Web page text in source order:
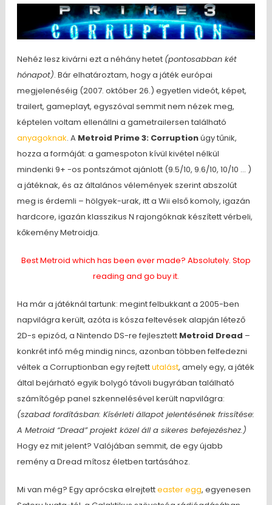
Nehéz lesz kivárni ezt a néhány hetet (pontosabban két
hónapot). Bár elhatároztam, hogy a játék európai
megjelenéséig (2007. október 26.) egyetlen videót, képet,
trailert, gameplayt, egyszóval semmit nem nézek meg,
képtelen voltam ellenállni a gametrailersen található
anyagoknak. A Metroid Prime 3: Corruptionúgy tűnik,
hozza a formáját: a gamespoton kívül kivétel nélkül
mindenki 9+ -os pontszámot ajánlott (9.5/10, 9.6/10, 10/10 … )
a játéknak, és az általános vélemények szerint abszolút
meg is érdemli – hölgyek-urak, itt a Wii első komoly, igazán
hardcore, igazán klasszikus N rajongóknak készített vérbeli,
kőkemény Metroidja.
Best Metroid which has been ever made? Absolutely. Stop
reading and go buy it.
Ha már a játéknál tartunk: megint felbukkant a 2005-ben
napvilágra került, azóta is kósza feltevések alapján létező
2D-s epizód, a Nintendo DS-re fejlesztett Metroid Dread –
konkrét infó még mindig nincs, azonban többen felfedezni
véltek a Corruptionban egy rejtettutalást, amely egy, a játék
által bejárható egyik bolygó távoli bugyrában található
számítógép panel szkennelésével került napvilágra:
(szabad fordításban: Kísérleti állapot jelentésének frissítése:
A Metroid “Dread” projekt közel áll a sikeres befejezéshez.)
Hogy ez mit jelent? Valójában semmit, de egy újabb
remény a Dread mítosz életben tartásához.
Mi van még? Egy aprócska elrejtetteaster egg, egyenesen